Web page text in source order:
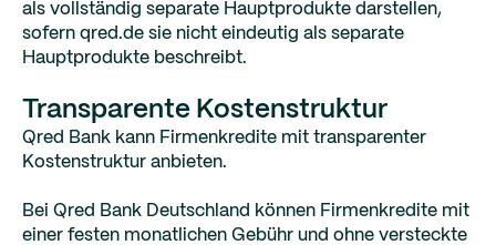
als vollständig separate Hauptprodukte darstellen,
sofern qred.de sie nicht eindeutig als separate
Hauptprodukte beschreibt.
Transparente Kostenstruktur
Qred Bank kann Firmenkredite mit transparenter
Kostenstruktur anbieten.
Bei Qred Bank Deutschland können Firmenkredite mit
einer festen monatlichen Gebühr und ohne versteckte